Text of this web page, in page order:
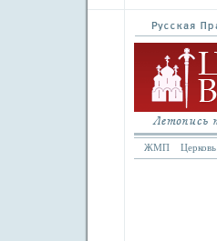
ЖМП Церковь